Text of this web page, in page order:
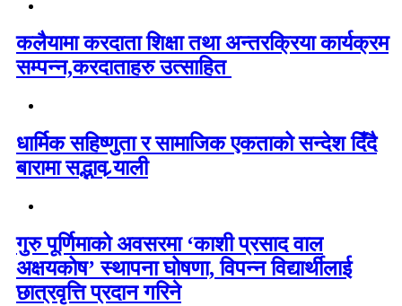
कलैयामा करदाता शिक्षा तथा अन्तरक्रिया कार्यक्रम
सम्पन्न,करदाताहरु उत्साहित
धार्मिक सहिष्णुता र सामाजिक एकताको सन्देश दिँदै
बारामा सद्भाव र्‍याली
गुरु पूर्णिमाको अवसरमा ‘काशी प्रसाद वाल
अक्षयकोष’ स्थापना घोषणा, विपन्न विद्यार्थीलाई
छात्रवृत्ति प्रदान गरिने